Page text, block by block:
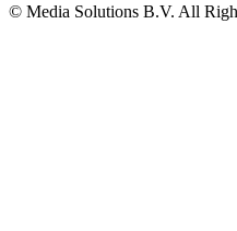
© Media Solutions B.V. All